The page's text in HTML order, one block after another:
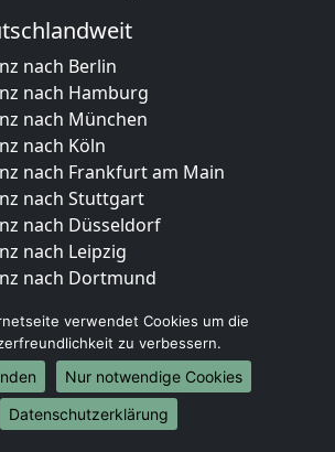
nach Berlin
nach Hamburg
nach München
nach Köln
nach Frankfurt am Main
nach Stuttgart
nach Düsseldorf
nach Leipzig
nach Dortmund
nach Bremen
nach Dresden
nach Hannover
nach Nürnberg
nach Duisburg
verwendet Cookies um die
zu verbessern.
Nur notwendige Cookies
Datenschutzerklärung